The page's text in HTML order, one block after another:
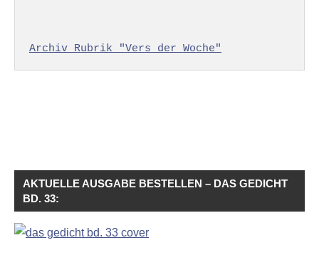
Archiv Rubrik "Vers der Woche"
AKTUELLE AUSGABE BESTELLEN – DAS GEDICHT
BD. 33: